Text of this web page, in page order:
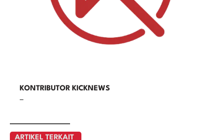
KONTRIBUTOR KICKNEWS
–
ARTIKEL TERKAIT